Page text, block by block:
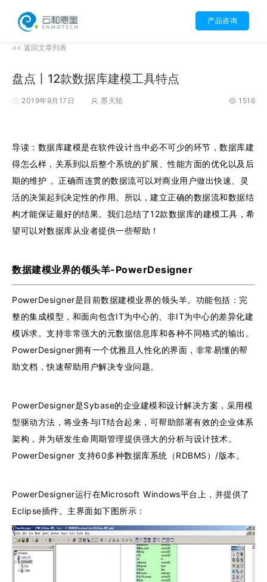
产品咨询
<< 返回文章列表
盘点丨12款数据库建模工具特点
2019年9月17日 墨天轮 1516
导读：数据库建模是在软件设计当中必不可少的环节，数据库建
得怎么样，关系到以后整个系统的扩展、性能方面的优化以及后
期的维护 。正确而连贯的数据流可以对商业用户做出快速、灵
活的决策起到决定性的作用。所以，建立正确的数据流和数据结
构才能保证最好的结果。我们总结了12款数据库的建模工具，希
望可以对数据库从业者提供一些帮助！
数据建模业界的领头羊-PowerDesigner
PowerDesigner是目前数据建模业界的领头羊。功能包括：完
整的集成模型，和面向包含IT为中心的、非IT为中心的差异化建
模诉求。支持非常强大的元数据信息库和各种不同格式的输出。
PowerDesigner拥有一个优雅且人性化的界面，非常易懂的帮
助文档，快速帮助用户解决专业问题。
PowerDesigner是Sybase的企业建模和设计解决方案，采用模
型驱动方法，将业务与IT结合起来，可帮助部署有效的企业体系
架构，并为研发生命周期管理提供强大的分析与设计技术。
PowerDesigner 支持60多种数据库系统（RDBMS）/版本。
PowerDesigner运行在Microsoft Windows平台上，并提供了
Eclipse插件。主界面如下图所示：